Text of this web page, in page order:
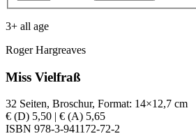
3+ all age
Roger Hargreaves
Miss Vielfraß
32 Seiten, Broschur, Format: 14×12,7 cm
€ (D) 5,50 | € (A) 5,65
ISBN 978-3-941172-72-2